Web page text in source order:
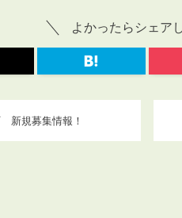
よかったらシェア
新規募集情報！